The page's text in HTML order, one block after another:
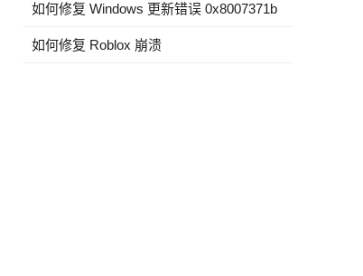
如何修复 Windows 更新错误 0x8007371b
如何修复 Roblox 崩溃